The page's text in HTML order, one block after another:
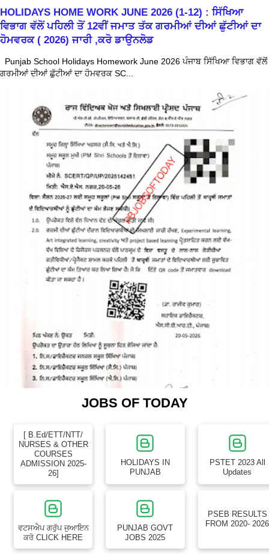
HOLIDAYS HOME WORK JUNE 2026 (1-12) : ਸਿੱਖਿਆ
ਵਿਭਾਗ ਵੱਲੋਂ ਪਹਿਲੀ ਤੋਂ 12ਵੀਂ ਜਮਾਤ ਤੱਕ ਗਰਮੀਆਂ ਦੀਆਂ ਛੁੱਟੀਆਂ ਦਾ
ਹੋਮਵਰਕ ( 2026) ਜਾਰੀ ,ਕਰੋ ਡਾਉਨਲੋਡ
Punjab School Holidays Homework June 2026 ਪੰਜਾਬ ਸਿੱਖਿਆ ਵਿਭਾਗ ਵੱਲੋਂ
ਗਰਮੀਆਂ ਦੀਆਂ ਛੁੱਟੀਆਂ ਦਾ ਹੋਮਵਰਕ SC...
JOBS OF TODAY
[ B.Ed/ETT/NTT/
NURSES & OTHER
COURSES
ADMISSION 2025-
26]
HOLIDAYS IN
PUNJAB
PSTET 2023 All
Updates
ਵਟਸਐਪ ਗਰੁੱਪ ਜੁਆਇਨ
ਕਰੋ CLICK HERE
PUNJAB GOVT
JOBS 2025
PSEB RESULTS
FROM 2020- 2026